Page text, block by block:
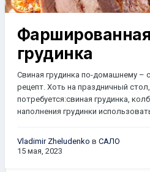
грудинка
Свиная грудинка по-домашнему –
рецепт. Хоть на праздничный
потребуется:свиная грудинка,
наполнения грудинки
Vladimir Zheludenko в САЛО
15 мая, 2023